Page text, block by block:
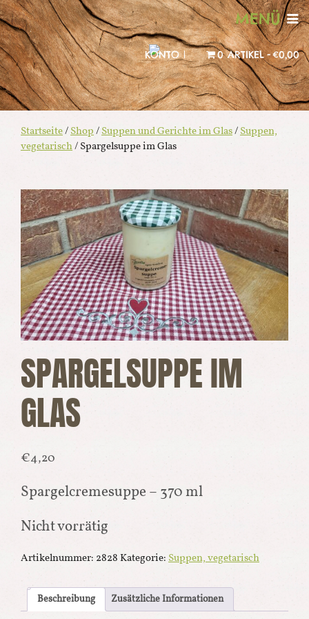
MENÜ
KONTO | 0 ARTIKEL €0,00
Startseite/Shop/Suppen und Gerichte im Glas/Suppen,
vegetarisch/ Spargelsuppe im Glas
SPARGELSUPPE IM
GLAS
€4,20
Spargelcremesuppe – 370 ml
Nicht vorrätig
Artikelnummer: 2828 Kategorie:Suppen, vegetarisch
Beschreibung Zusätzliche Informationen